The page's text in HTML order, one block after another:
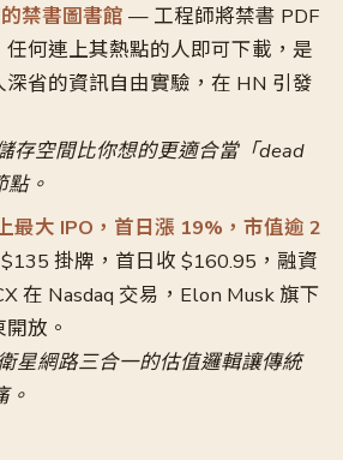
禁書圖書館 — 工程師將禁書 PDF
何連上其熱點的人即可下載，是
省的資訊自由實驗，在 HN 引發
存空間比你想的更適合當「dead
。
最大 IPO，首日漲 19%，市值逾 2
掛牌，首日收 $160.95，融資
在 Nasdaq 交易，Elon Musk 旗下
放。
星網路三合一的估值邏輯讓傳統
。